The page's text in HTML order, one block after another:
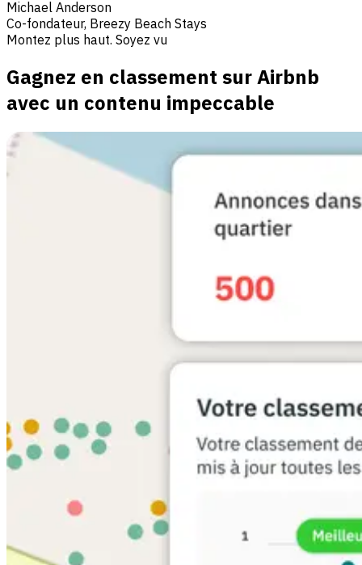
Michael Anderson
Co-fondateur, Breezy Beach Stays
Montez plus haut. Soyez vu
Gagnez en classement sur Airbnb
avec un contenu impeccable